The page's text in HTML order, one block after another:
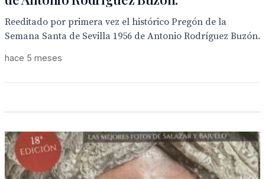
Reeditado por primera vez el histórico Pregón de la
Semana Santa de Sevilla 1956 de Antonio Rodríguez Buzón.
hace 5 meses